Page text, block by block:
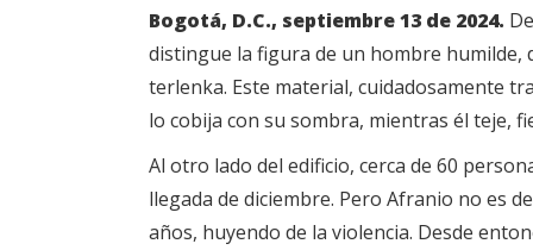
Bogotá, D.C., septiembre 13 de 2024.
distingue la figura de un hombre humilde,
terlenka. Este material, cuidadosamente
lo cobija con su sombra, mientras él teje,
Al otro lado del edificio, cerca de 60
llegada de diciembre. Pero Afranio no es
años, huyendo de la violencia. Desde